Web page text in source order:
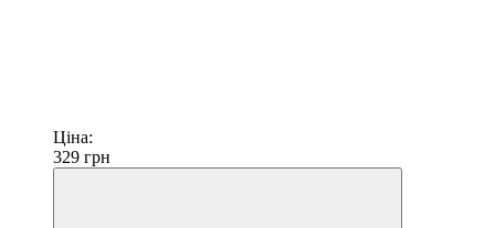
Ціна:
329 грн